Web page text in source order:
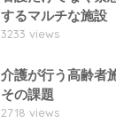
するマルチな施設
3233 views
介護が行う高齢者
その課題
2718 views